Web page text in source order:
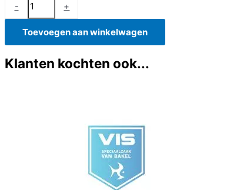
- +
Toevoegen aan winkelwagen
Klanten kochten ook...